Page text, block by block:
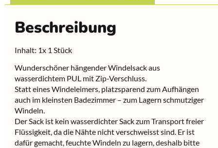
Beschreibung
Inhalt: 1x 1 Stück
Wunderschöner hängender Windelsack aus
wasserdichtem PUL mit Zip-Verschluss.
Statt eines Windeleimers, platzsparend zum Aufhängen
auch im kleinsten Badezimmer – zum Lagern schmutziger
Windeln.
Der Sack ist kein wasserdichter Sack zum Transport freier
Flüssigkeit, da die Nähte nicht verschweisst sind. Er ist
dafür gemacht, feuchte Windeln zu lagern, deshalb bitte